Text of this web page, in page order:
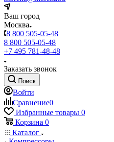
Ваш город
Москва
8 800 505-05-48
8 800 505-05-48
+7 495 781-48-48
Заказать звонок
Поиск
Войти
Сравнение0
Избранные товары 0
Корзина 0
Каталог